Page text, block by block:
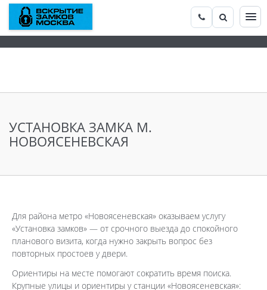
УСТАНОВКА ЗАМКА М.
НОВОЯСЕНЕВСКАЯ
Для района метро «Новоясеневская» оказываем услугу
«Установка замков» — от срочного выезда до спокойного
планового визита, когда нужно закрыть вопрос без
повторных простоев у двери.
Ориентиры на месте помогают сократить время поиска.
Крупные улицы и ориентиры у станции «Новоясеневская»: